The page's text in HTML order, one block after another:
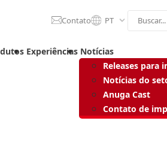
Contato
PT
Experiências Notícias
Releases para
Notícias do
Anuga Cast
Contato de